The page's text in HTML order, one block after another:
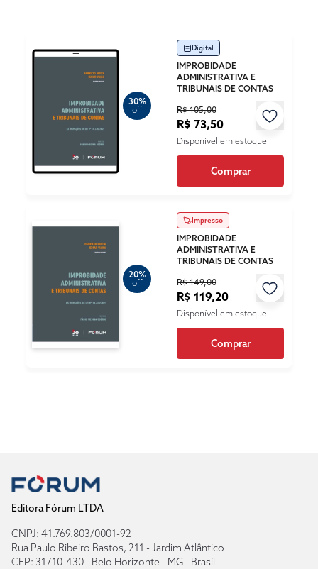
30%
off
Digital
IMPROBIDADE
ADMINISTRATIVA E
TRIBUNAIS DE CONTAS
R$ 105,00
R$ 73,50
Disponível em estoque
Comprar
20%
off
Impresso
IMPROBIDADE
ADMINISTRATIVA E
TRIBUNAIS DE CONTAS
R$ 149,00
R$ 119,20
Disponível em estoque
Comprar
Editora Fórum LTDA
CNPJ: 41.769.803/0001-92
Rua Paulo Ribeiro Bastos, 211 - Jardim Atlântico
CEP: 31710-430 - Belo Horizonte - MG - Brasil